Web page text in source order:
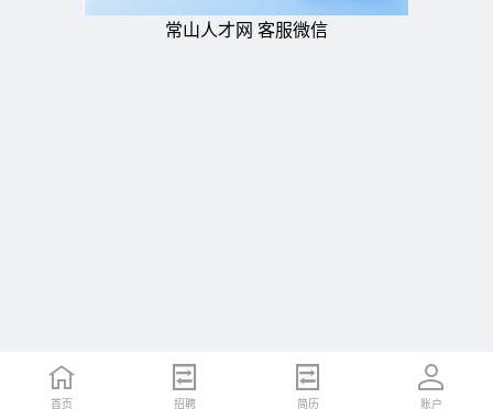
常山人才网 客服微信
首页 招聘 简历 账户